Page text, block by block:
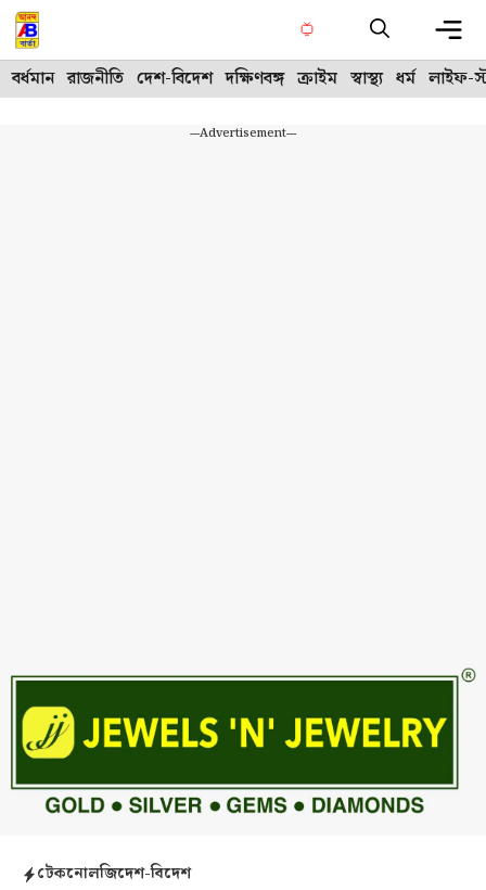
Skip
to
content
বর্ধমান রাজনীতি দেশ-বিদেশ দক্ষিণবঙ্গ ক্রাইম স্বাস্থ্য ধর্ম লাইফ-
---Advertisement---
টেকনোলজিদেশ-বিদেশ